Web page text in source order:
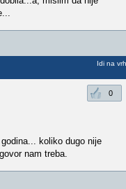
Idi na vrh
0
koliko dugo nije
nam treba.